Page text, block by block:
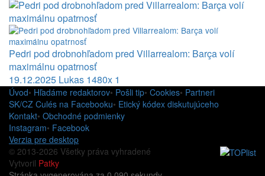
Pedri pod drobnohľadom pred Villarrealom: Barça volí
maximálnu opatrnosť
19.12.2025 Lukas 1480x 1
Úvod• Hľadáme redaktorov• Pošli tip• Cookies• Partneri
SK/CZ Culés na Facebooku• Etický kódex diskutujúceho
Kontakt• Obchodné podmienky
Instagram• Facebook
Verzia pre desktop
© 2013-2026 Všetky práva vyhradené
Vytvoril Patky